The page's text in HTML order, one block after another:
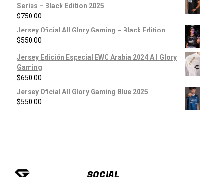
Series – Black Edition 2025
$750.00
Jersey Oficial All Glory Gaming – Black Edition
$550.00
Jersey Edición Especial EWC Arabia 2024 All Glory
Gaming
$650.00
Jersey Oficial All Glory Gaming Blue 2025
$550.00